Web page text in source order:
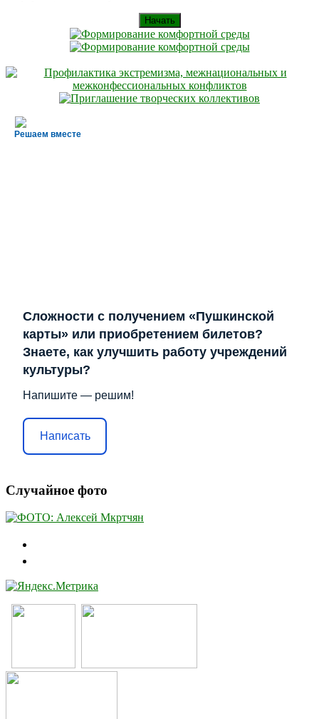
Начать
Решаем вместе
Сложности с получением «Пушкинской
карты» или приобретением билетов?
Знаете, как улучшить работу учреждений
культуры?
Напишите — решим!
Написать
Случайное фото